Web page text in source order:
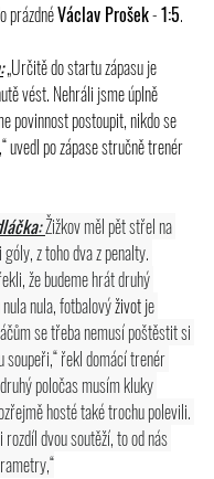
prázdné Václav Prošek - 1:5.
„Určitě do startu zápasu je
vést. Nehráli jsme úplně
povinnost postoupit, nikdo se
uvedl po zápase stručně trenér
Žižkov měl pět střel na
z toho dva z penalty.
že budeme hrát druhý
nula, fotbalový život je
se třeba nemusí poštěstit si
řekl domácí trenér
poločas musím kluky
hosté také trochu polevili.
rozdíl dvou soutěží, to od nás